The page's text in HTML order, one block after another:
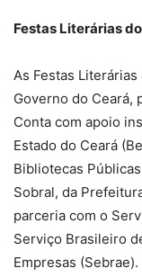
Festas Literárias
As Festas
Governo do Ceará,
Conta com apoio
Estado do Ceará
Bibliotecas
Sobral, da
parceria com o
Serviço Brasileiro
Empresas